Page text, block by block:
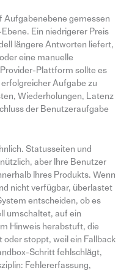
Aufgabenebene gemessen
Ein niedrigerer Preis
längere Antworten liefert,
eine manuelle
Plattform sollte es
Aufgabe zu
Wiederholungen, Latenz
der Benutzeraufgabe
Statusseiten und
aber Ihre Benutzer
Ihres Produkts. Wenn
nicht verfügbar, überlastet
entscheiden, ob es
umschaltet, auf ein
Hinweis herabstuft, die
stoppt, weil ein Fallback
Schritt fehlschlägt,
Fehlererfassung,